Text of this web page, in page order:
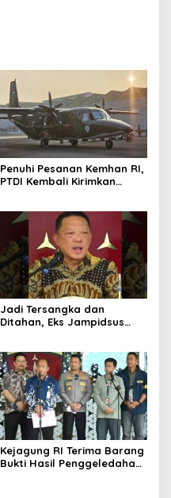
Penuhi Pesanan Kemhan RI,
PTDI Kembali Kirimkan
Jadi Tersangka dan
Ditahan, Eks Jampidsus
Kejagung RI Terima Barang
Bukti Hasil Penggeledahan